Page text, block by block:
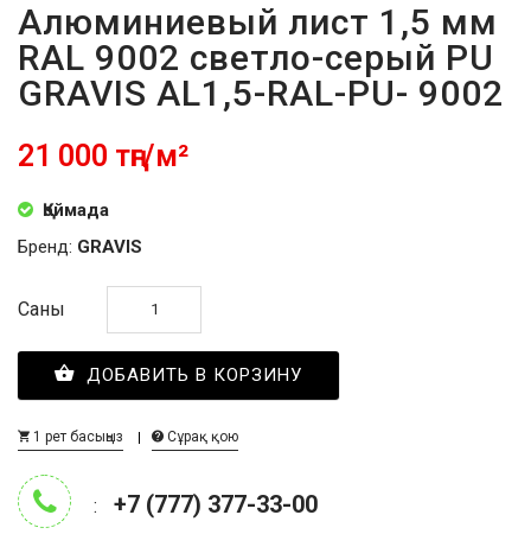
Алюминиевый лист 1,5 мм
RAL 9002 светло-серый PU
GRAVIS AL1,5-RAL-PU- 9002
21 000 тңг/м²
Қоймада
Бренд: GRAVIS
Саны
ДОБАВИТЬ В КОРЗИНУ
1 рет басыңыз Сұрақ қою
: +7 (777) 377-33-00